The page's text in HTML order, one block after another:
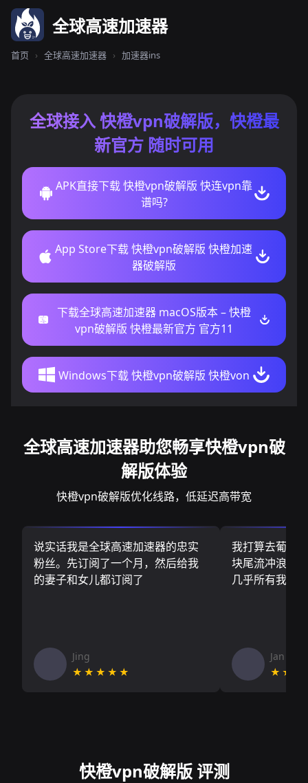
全球高速加速器
首页 › 全球高速加速器 › 加速器ins
全球接入 快橙vpn破解版，快橙最
新官方 随时可用
APK直接下载 快橙vpn破解版 快连vpn靠
谱吗?
App Store下载 快橙vpn破解版 快橙加速
器破解版
下载全球高速加速器 macOS版本 – 快橙
vpn破解版 快橙最新官方 官方11
Windows下载 快橙vpn破解版 快橙von
全球高速加速器助您畅享快橙vpn破
解版体验
快橙vpn破解版优化线路，低延迟高带宽
说实话我是全球高速加速器的忠实
粉丝。先订阅了一个月，然后给我
的妻子和女儿都订阅了
Jing
★★★★★
我打算去葡萄
块尾流冲浪板
几乎所有我需
Jan V
快橙vpn破解版 评测